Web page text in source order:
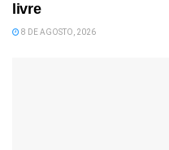
livre
8 DE AGOSTO, 2026